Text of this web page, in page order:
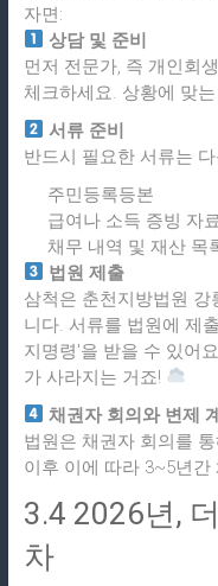
자면:
상담 및 준비
먼저 전문가, 즉 개인회
체크하세요. 상황에 맞
서류 준비
반드시 필요한 서류는
주민등록등본
급여나 소득 증빙 자
채무 내역 및 재산 목
법원 제출
삼척은 춘천지방법원
니다. 서류를 법원에 제
지명령'을 받을 수 있어
가 사라지는 거죠!
채권자 회의와 변제
법원은 채권자 회의를
이후 이에 따라 3~5년간
3.4 2026년,
차